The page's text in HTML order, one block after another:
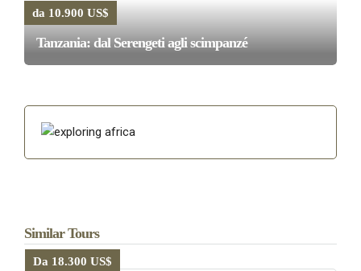
da 10.900 US$
Tanzania: dal Serengeti agli scimpanzé
Similar Tours
Da 18.300 US$